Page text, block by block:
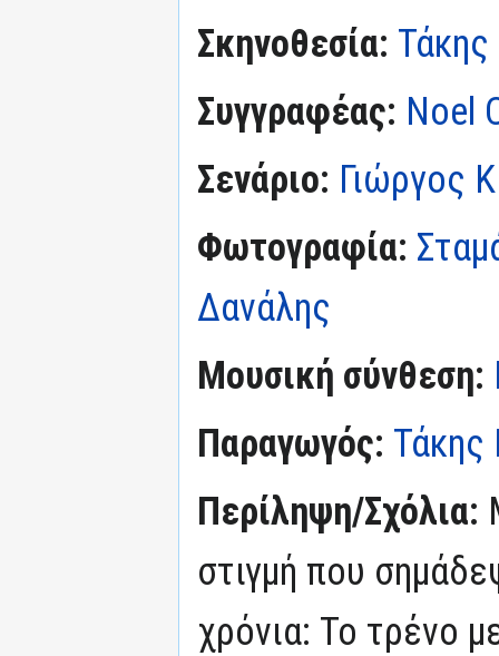
Σκηνοθεσία:
Συγγραφέας: Noel
Σενάριο: Γιώργος
Φωτογραφία:
Δανάλης
Μουσική σύνθεση:
Παραγωγός:
Περίληψη/Σχόλια:
στιγμή που
χρόνια: Το τρένο